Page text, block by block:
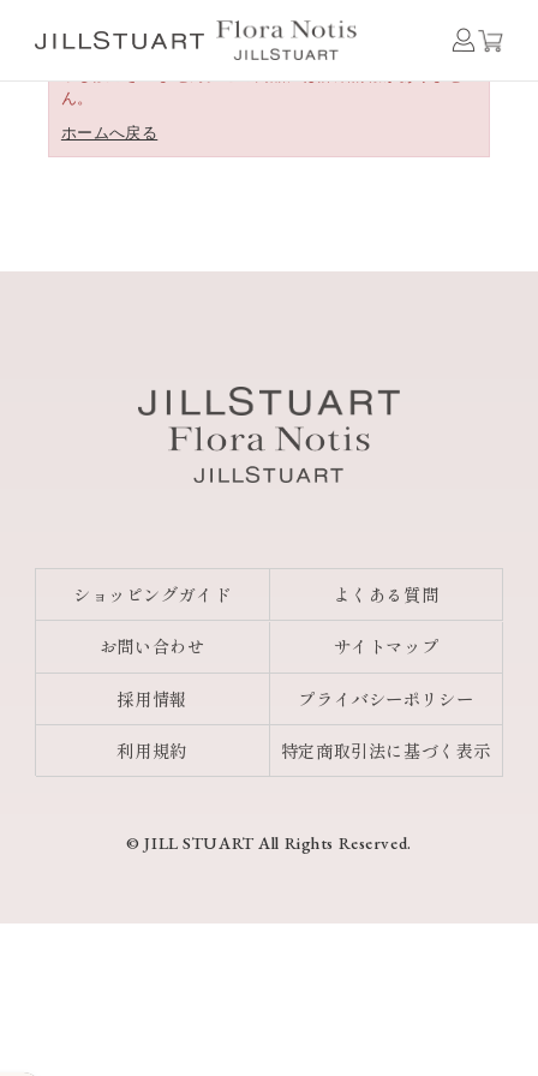
ん。
ホームへ戻る
ショッピングガイド よくある質問
お問い合わせ サイトマップ
採用情報 プライバシーポリシー
利用規約 特定商取引法に基づく表示
© JILL STUART All Rights Reserved.